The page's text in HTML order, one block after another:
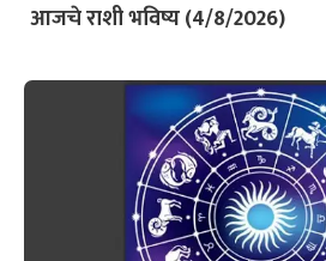
आजचे राशी भविष्य (4/8/2026)